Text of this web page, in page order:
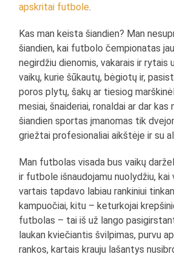
apskritai futbole.
Kas man keista šiandien? Man
šiandien, kai futbolo čempionatas
negirdžiu dienomis, vakarais ir rytais
vaikų, kurie šūkautų, bėgiotų ir,
poros plytų, šakų ar tiesiog
mesiai, šnaideriai, ronaldai ar dar kas
šiandien sportas įmanomas tik
griežtai profesionaliai aikštėje ir su
Man futbolas visada bus vaikų
ir futbole išnaudojamu nuolydžiu, kai
vartais tapdavo labiau rankiniui
kampuočiai, kitu – keturkojai
futbolas – tai iš už lango
laukan kviečiantis švilpimas, purvu
rankos, kartais krauju lašantys